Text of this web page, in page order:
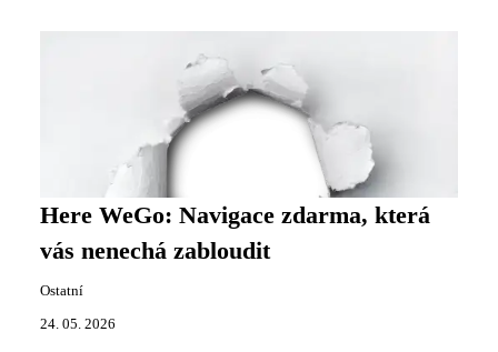
Here WeGo: Navigace zdarma, která
vás nenechá zabloudit
Ostatní
24. 05. 2026